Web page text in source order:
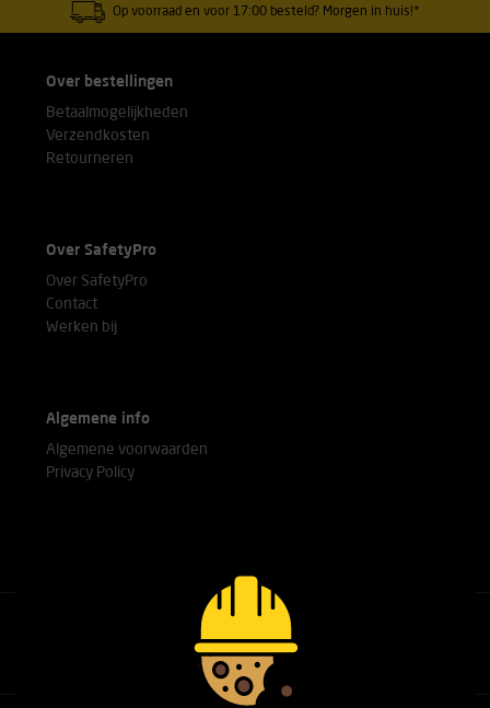
Op voorraad en voor 17:00 besteld? Morgen in huis!*
Over bestellingen
Betaalmogelijkheden
Verzendkosten
Retourneren
Over SafetyPro
Over SafetyPro
Contact
Werken bij
Algemene info
Algemene voorwaarden
Privacy Policy
Bel met onze experts
+31(0)76 751 25 18